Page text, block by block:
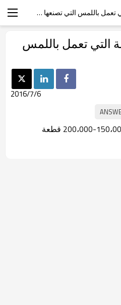
كم عدد لوحة الشاشة التي تعمل باللمس التي تصنعها سنويًا؟
التي تعمل باللمس
2016/7/6